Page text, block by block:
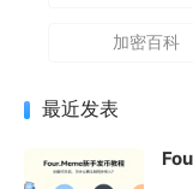
加密百科
最近发表